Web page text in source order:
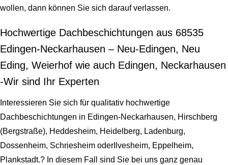
wollen, dann können Sie sich darauf verlassen.
Hochwertige Dachbeschichtungen aus 68535
Edingen-Neckarhausen – Neu-Edingen, Neu
Eding, Weierhof wie auch Edingen, Neckarhausen
-Wir sind Ihr Experten
Interessieren Sie sich für qualitativ hochwertige
Dachbeschichtungen in Edingen-Neckarhausen, Hirschberg
(Bergstraße), Heddesheim, Heidelberg, Ladenburg,
Dossenheim, Schriesheim oderIlvesheim, Eppelheim,
Plankstadt.? In diesem Fall sind Sie bei uns ganz genau